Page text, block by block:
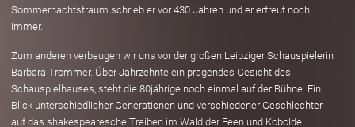
Sommernachtstraum schrieb er vor 430 Jahren und er erfreut noch
immer.
Zum anderen verbeugen wir uns vor der großen Leipziger Schauspielerin
Barbara Trommer. Über Jahrzehnte ein prägendes Gesicht des
Schauspielhauses, steht die 80jährige noch einmal auf der Bühne. Ein
Blick unterschiedlicher Generationen und verschiedener Geschlechter
auf das shakespearesche Treiben im Wald der Feen und Kobolde.